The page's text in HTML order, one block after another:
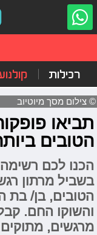
רכילות קולנוע
© צילום מסך מיוטיוב
תביאו
הטובים
הכנו לכם
בשביל מרתון
הטובים, בן/ בת
והשוקו החם.
מרגשים,